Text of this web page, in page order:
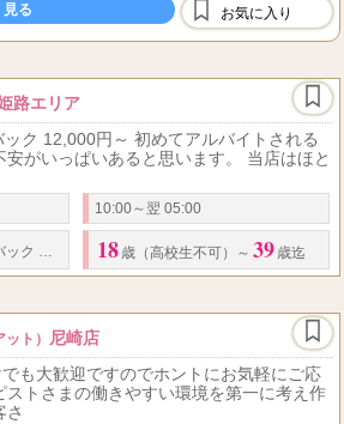
業界でも最高水準のお給料を提供させ
見る お気に入り
路エリア
ク 12,000円～ 初めてアルバイトされる
がいっぱいあると思います。 当店はほと
10:00～翌 05:00
ック 12,000 円～ 月間本指名数によってお仕事
18 歳（高校生不可）～ 39 歳迄
ット）
尼崎店
も大歓迎ですのでホントにお気軽にご応
トさまの働きやすい環境を第一に考え作
さ